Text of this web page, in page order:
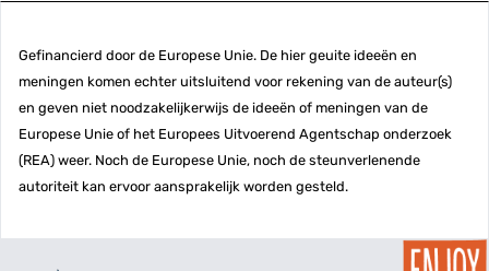
Gefinancierd door de Europese Unie. De hier geuite ideeën en
meningen komen echter uitsluitend voor rekening van de auteur(s)
en geven niet noodzakelijkerwijs de ideeën of meningen van de
Europese Unie of het Europees Uitvoerend Agentschap onderzoek
(REA) weer. Noch de Europese Unie, noch de steunverlenende
autoriteit kan ervoor aansprakelijk worden gesteld.